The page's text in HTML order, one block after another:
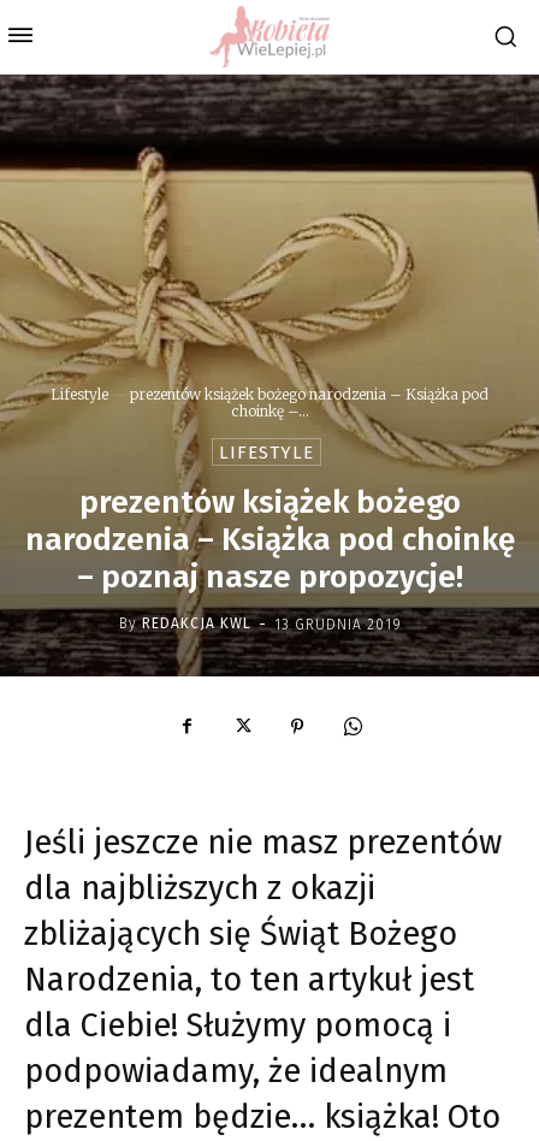
Lifestyle
prezentów książek bożego narodzenia – Książka pod
choinkę –...
LIFESTYLE
prezentów książek bożego
narodzenia – Książka pod choinkę
– poznaj nasze propozycje!
By REDAKCJA KWL - 13 GRUDNIA 2019
Jeśli jeszcze nie masz prezentów
dla najbliższych z okazji
zbliżających się Świąt Bożego
Narodzenia, to ten artykuł jest
dla Ciebie! Służymy pomocą i
podpowiadamy, że idealnym
prezentem będzie… książka! Oto